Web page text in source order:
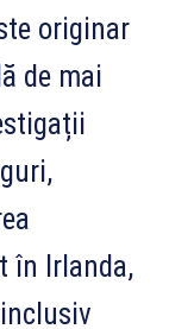
originar
de mai
în Irlanda,